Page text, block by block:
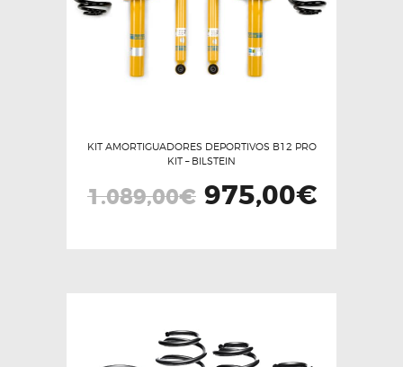
KIT AMORTIGUADORES DEPORTIVOS B12 PRO
KIT – BILSTEIN
1.089,00€
El
precio
975,00€El
precio